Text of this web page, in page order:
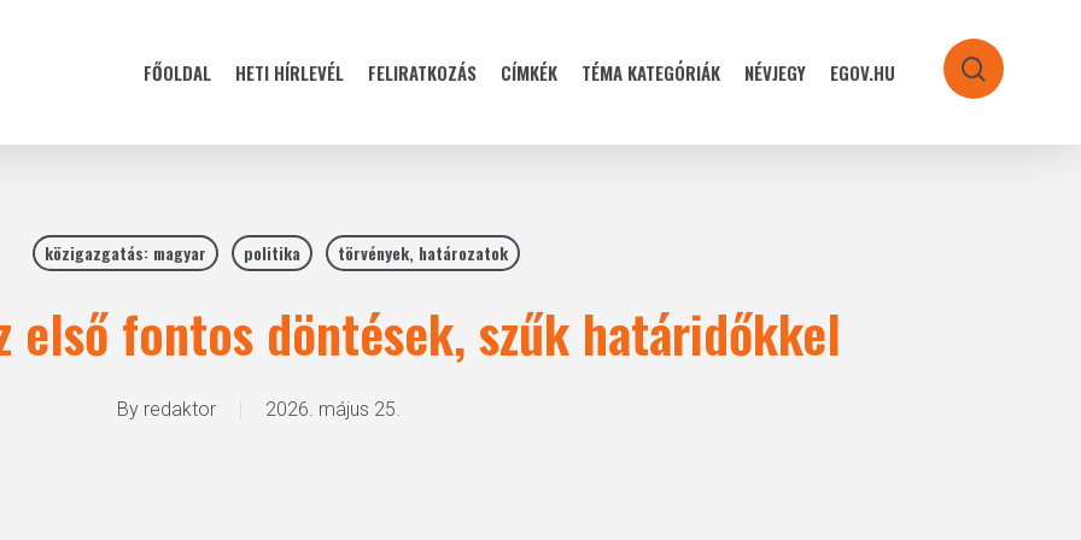
FŐOLDAL HETI HÍRLEVÉL FELIRATKOZÁS CÍMKÉK TÉMA KATEGÓRIÁK NÉVJEGY EGOV.HU search
közigazgatás: magyar politika törvények, határozatok
első fontos döntések, szűk határidőkkel
By redaktor 2026. május 25.